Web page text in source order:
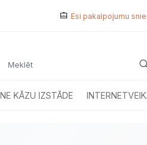
Esi pakalpojumu
KĀZU IZSTĀDE